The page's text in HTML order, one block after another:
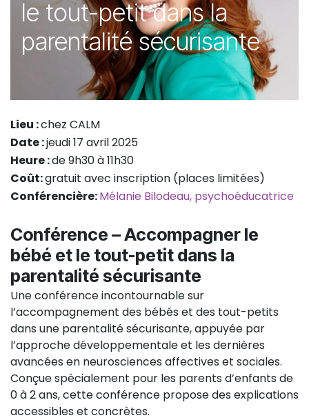
le tout-petit dans la
parentalité sécurisante
Lieu :chez CALM
Date :jeudi 17 avril 2025
Heure :de 9h30 à 11h30
Coût:gratuit avec inscription (places limitées)
Conférencière:Mélanie Bilodeau, psychoéducatrice
Conférence –Accompagner le
bébé et le tout-petit dans la
parentalité sécurisante
Une conférence incontournable sur
l’accompagnement des bébés et des tout-petits
dans une parentalité sécurisante, appuyée par
l’approche développementale et les dernières
avancées en neurosciences affectives et sociales.
Conçue spécialement pour les parents d’enfants de
0 à 2 ans, cette conférence propose des explications
accessibles et concrètes.